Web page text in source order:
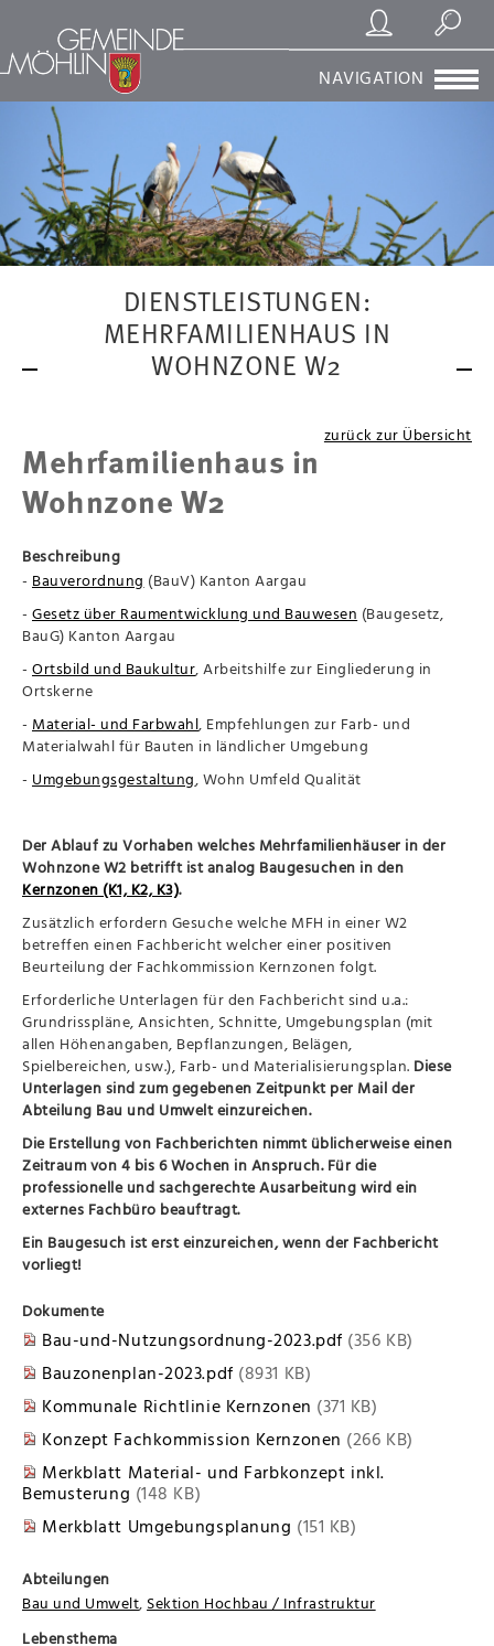
Registrierung/Login
Suchen
NAVIGATION
DIENSTLEISTUNGEN:
MEHRFAMILIENHAUS IN
WOHNZONE W2
zurück zur Übersicht
Mehrfamilienhaus in
Wohnzone W2
Beschreibung
- Bauverordnung (BauV) Kanton Aargau
- Gesetz über Raumentwicklung und Bauwesen (Baugesetz,
BauG) Kanton Aargau
- Ortsbild und Baukultur, Arbeitshilfe zur Eingliederung in
Ortskerne
- Material- und Farbwahl, Empfehlungen zur Farb- und
Materialwahl für Bauten in ländlicher Umgebung
- Umgebungsgestaltung, Wohn Umfeld Qualität
Der Ablauf zu Vorhaben welches Mehrfamilienhäuser in der
Wohnzone W2 betrifft ist analog Baugesuchen in den
Kernzonen (K1, K2, K3).
Zusätzlich erfordern Gesuche welche MFH in einer W2
betreffen einen Fachbericht welcher einer positiven
Beurteilung der Fachkommission Kernzonen folgt.
Erforderliche Unterlagen für den Fachbericht sind u.a.:
Grundrisspläne, Ansichten, Schnitte, Umgebungsplan (mit
allen Höhenangaben, Bepflanzungen, Belägen,
Spielbereichen, usw.), Farb- und Materialisierungsplan. Diese
Unterlagen sind zum gegebenen Zeitpunkt per Mail der
Abteilung Bau und Umwelt einzureichen.
Die Erstellung von Fachberichten nimmt üblicherweise einen
Zeitraum von 4 bis 6 Wochen in Anspruch. Für die
professionelle und sachgerechte Ausarbeitung wird ein
externes Fachbüro beauftragt.
Ein Baugesuch ist erst einzureichen, wenn der Fachbericht
vorliegt!
Dokumente
Bau-und-Nutzungsordnung-2023.pdf (356 KB)
Bauzonenplan-2023.pdf (8931 KB)
Kommunale Richtlinie Kernzonen (371 KB)
Konzept Fachkommission Kernzonen (266 KB)
Merkblatt Material- und Farbkonzept inkl.
Bemusterung (148 KB)
Merkblatt Umgebungsplanung (151 KB)
Abteilungen
Bau und Umwelt, Sektion Hochbau / Infrastruktur
Lebensthema